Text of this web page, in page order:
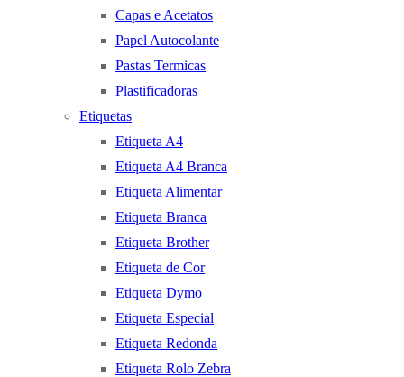
Capas e Acetatos
Papel Autocolante
Pastas Termicas
Plastificadoras
Etiquetas
Etiqueta A4
Etiqueta A4 Branca
Etiqueta Alimentar
Etiqueta Branca
Etiqueta Brother
Etiqueta de Cor
Etiqueta Dymo
Etiqueta Especial
Etiqueta Redonda
Etiqueta Rolo Zebra